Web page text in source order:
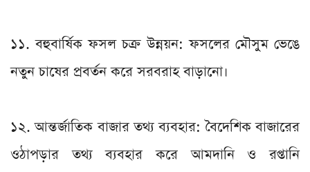
১১. বহুবার্ষিক ফসল চক্র উন্নয়ন: ফসলের মৌসুম ভেঙে
নতুন চাষের প্রবর্তন করে সরবরাহ বাড়ানো।
১২. আন্তর্জাতিক বাজার তথ্য ব্যবহার: বৈদেশিক বাজারের
ওঠাপড়ার তথ্য ব্যবহার করে আমদানি ও রপ্তানি